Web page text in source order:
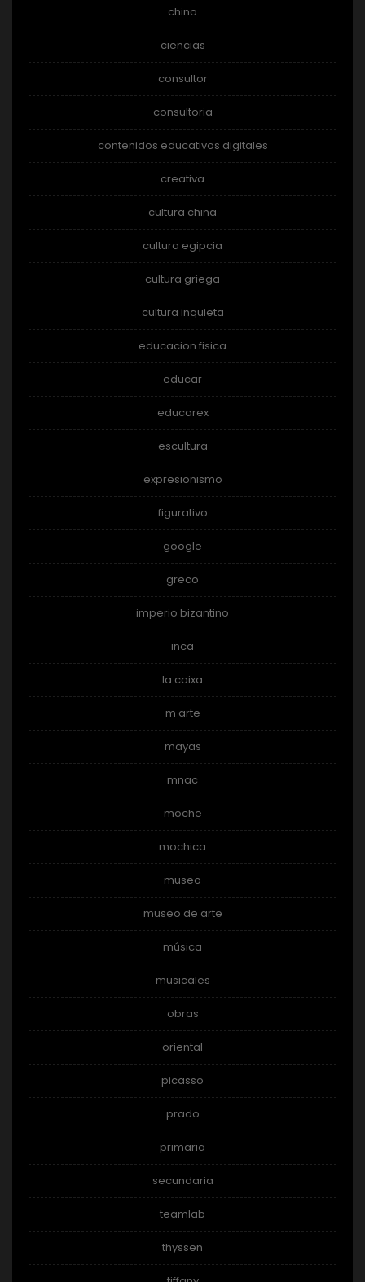
chino
ciencias
consultor
consultoria
contenidos educativos digitales
creativa
cultura china
cultura egipcia
cultura griega
cultura inquieta
educacion fisica
educar
educarex
escultura
expresionismo
figurativo
google
greco
imperio bizantino
inca
la caixa
m arte
mayas
mnac
moche
mochica
museo
museo de arte
música
musicales
obras
oriental
picasso
prado
primaria
secundaria
teamlab
thyssen